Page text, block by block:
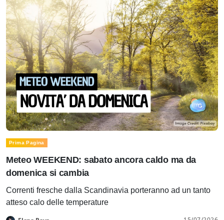
Prima Pagina
Meteo WEEKEND: sabato ancora caldo ma da
domenica si cambia
Correnti fresche dalla Scandinavia porteranno ad un tanto
atteso calo delle temperature